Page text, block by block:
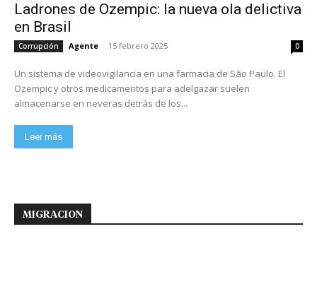
Ladrones de Ozempic: la nueva ola delictiva
en Brasil
Corrupción Agente - 15 febrero 2025 0
Un sistema de videovigilancia en una farmacia de São Paulo. El
Ozempic y otros medicamentos para adelgazar suelen
almacenarse en neveras detrás de los...
Leer más
MIGRACION